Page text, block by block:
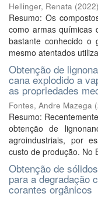
Hellinger, Renata (2022)
Resumo: Os
como armas químicas
bastante conhecido
mesmo atentados
Obtenção de
cana explodido a
as propriedades
Fontes, Andre Mazega (
Resumo:
obtenção de
agroindustriais, por
custo de produção. No
Obtenção de
para a degradação
corantes orgânicos